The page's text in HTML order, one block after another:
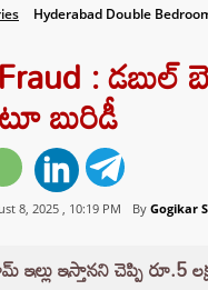
Hyderabad Double
: డబుల్
బురిడీ
8, 2025 , 10:19 PM By Gogikar
ఇల్లు ఇస్తానని చెప్పి రూ.5